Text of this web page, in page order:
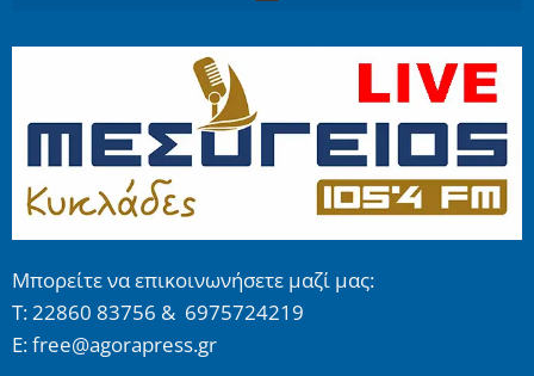
Μπορείτε να επικοινωνήσετε μαζί μας:
Τ: 22860 83756 & 6975724219
E: free@agorapress.gr